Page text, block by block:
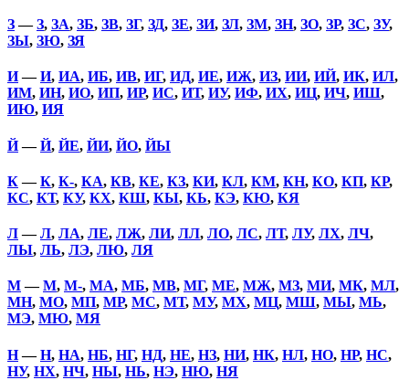
З—З, ЗА, ЗБ, ЗВ, ЗГ, ЗД, ЗЕ, ЗИ, ЗЛ, ЗМ, ЗН, ЗО, ЗР, ЗС, ЗУ,
ЗЫ, ЗЮ, ЗЯ
И—И, ИА, ИБ, ИВ, ИГ, ИД, ИЕ, ИЖ, ИЗ, ИИ, ИЙ, ИК, ИЛ,
ИМ, ИН, ИО, ИП, ИР, ИС, ИТ, ИУ, ИФ, ИХ, ИЦ, ИЧ, ИШ,
ИЮ, ИЯ
Й—Й, ЙЕ, ЙИ, ЙО, ЙЫ
К—К, К-, КА, КВ, КЕ, КЗ, КИ, КЛ, КМ, КН, КО, КП, КР,
КС, КТ, КУ, КХ, КШ, КЫ, КЬ, КЭ, КЮ, КЯ
Л—Л, ЛА, ЛЕ, ЛЖ, ЛИ, ЛЛ, ЛО, ЛС, ЛТ, ЛУ, ЛХ, ЛЧ,
ЛЫ, ЛЬ, ЛЭ, ЛЮ, ЛЯ
М—М, М-, МА, МБ, МВ, МГ, МЕ, МЖ, МЗ, МИ, МК, МЛ,
МН, МО, МП, МР, МС, МТ, МУ, МХ, МЦ, МШ, МЫ, МЬ,
МЭ, МЮ, МЯ
Н—Н, НА, НБ, НГ, НД, НЕ, НЗ, НИ, НК, НЛ, НО, НР, НС,
НУ, НХ, НЧ, НЫ, НЬ, НЭ, НЮ, НЯ